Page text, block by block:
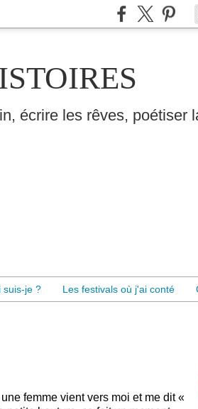
écrire les rêves, poétiser
suis-je ? Les festivals où j'ai conté
femme vient vers moi et me dit «